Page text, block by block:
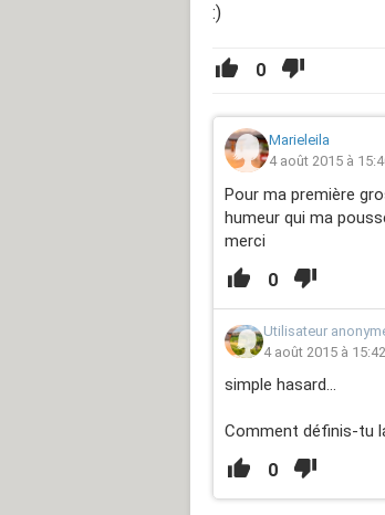
:)
0
Marieleila
4 août 2015 à
Pour ma première
humeur qui ma
merci
0
Utilisateur
4 août 2015 à 15:42
simple hasard...
Comment définis-tu
0